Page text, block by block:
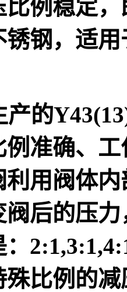
例稳定
钢，适
的Y43(13
例准确、
利用阀体
后的压
殊比例的